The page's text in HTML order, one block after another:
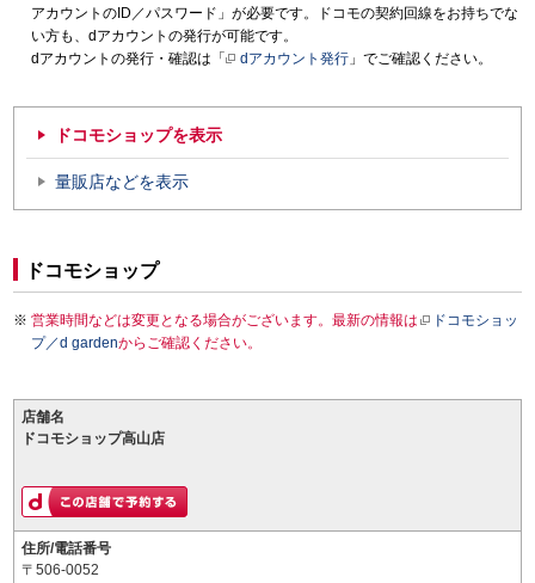
アカウントのID／パスワード」が必要です。ドコモの契約回線をお持ちでな
い方も、dアカウントの発行が可能です。
dアカウントの発行・確認は「
dアカウント発行 」でご確認ください。
ドコモショップを表示
量販店などを表示
ドコモショップ
営業時間などは変更となる場合がございます。最新の情報は
ドコモショッ
プ／d gardenからご確認ください。
店舗名
ドコモショップ高山店
住所/電話番号
〒506-0052